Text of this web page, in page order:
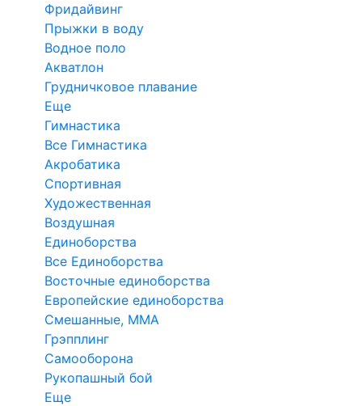
Фридайвинг
Прыжки в воду
Водное поло
Акватлон
Грудничковое плавание
Еще
Гимнастика
Все Гимнастика
Акробатика
Спортивная
Художественная
Воздушная
Единоборства
Все Единоборства
Восточные единоборства
Европейские единоборства
Смешанные, ММА
Грэпплинг
Самооборона
Рукопашный бой
Еще